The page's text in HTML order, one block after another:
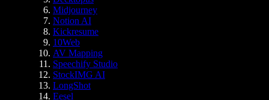
Midjourney
Notion AI
Kickresume
10Web
AV Mapping
Speechify Studio
StockIMG AI
LongShot
Eesel